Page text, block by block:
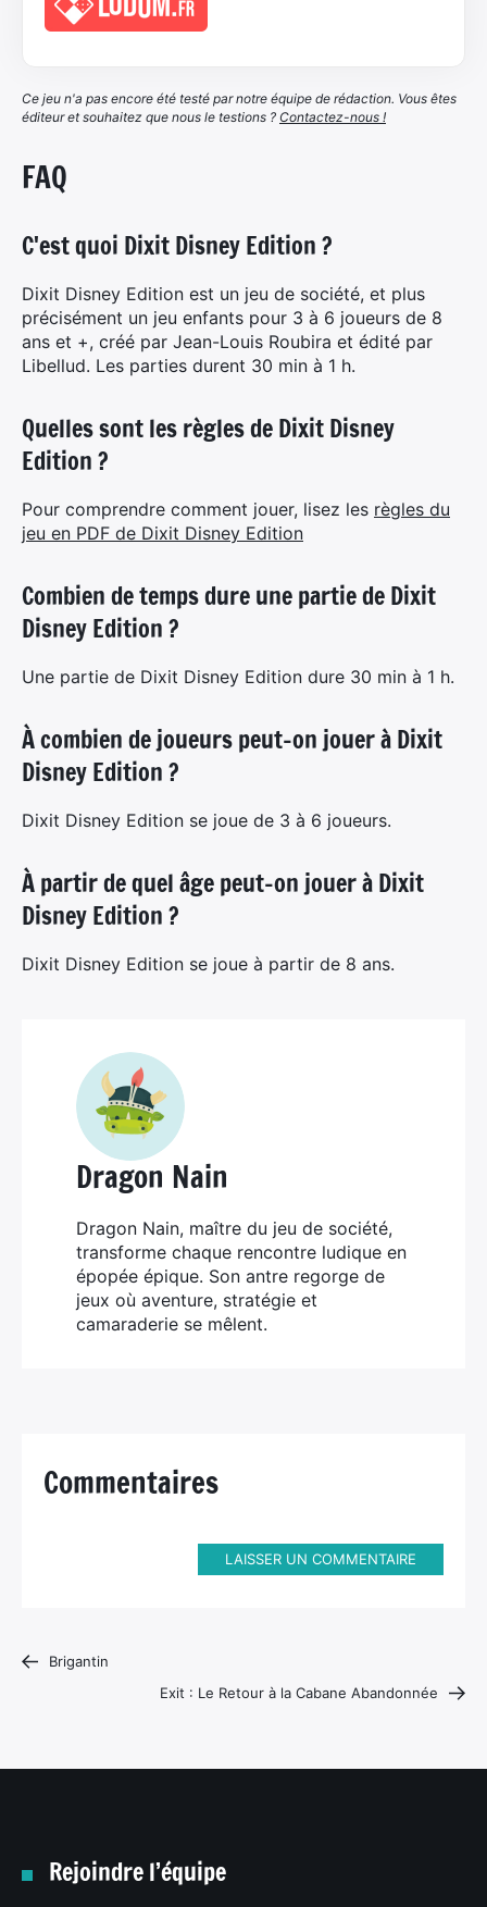
Ce jeu n'a pas encore été testé par notre équipe de rédaction. Vous êtes
éditeur et souhaitez que nous le testions ? Contactez-nous !
FAQ
C'est quoi Dixit Disney Edition ?
Dixit Disney Edition est un jeu de société, et plus
précisément un jeu enfants pour 3 à 6 joueurs de 8
ans et +, créé par Jean-Louis Roubira et édité par
Libellud. Les parties durent 30 min à 1 h.
Quelles sont les règles de Dixit Disney
Edition ?
Pour comprendre comment jouer, lisez les règles du
jeu en PDF de Dixit Disney Edition
Combien de temps dure une partie de Dixit
Disney Edition ?
Une partie de Dixit Disney Edition dure 30 min à 1 h.
À combien de joueurs peut-on jouer à Dixit
Disney Edition ?
Dixit Disney Edition se joue de 3 à 6 joueurs.
À partir de quel âge peut-on jouer à Dixit
Disney Edition ?
Dixit Disney Edition se joue à partir de 8 ans.
Dragon Nain
Dragon Nain, maître du jeu de société,
transforme chaque rencontre ludique en
épopée épique. Son antre regorge de
jeux où aventure, stratégie et
camaraderie se mêlent.
Commentaires
LAISSER UN COMMENTAIRE
Brigantin
Exit : Le Retour à la Cabane Abandonnée
Rejoindre l’équipe
×
Rechercher sur le site
Rechercher